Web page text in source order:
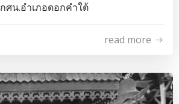
กศน.อำเภอดอกคำใต้
read more